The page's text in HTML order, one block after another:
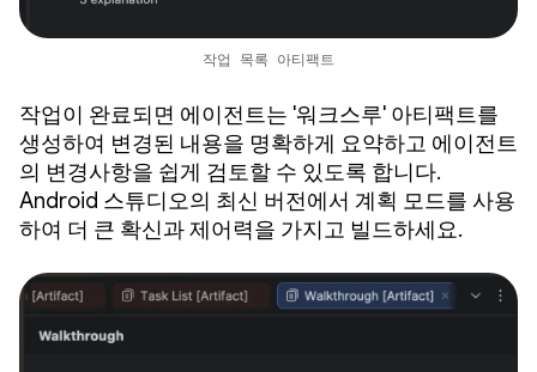
작업 목록 아티팩트
작업이 완료되면 에이전트는 '워크스루' 아티팩트를
생성하여 변경된 내용을 명확하게 요약하고 에이전트
의 변경사항을 쉽게 검토할 수 있도록 합니다.
Android 스튜디오의 최신 버전에서 계획 모드를 사용
하여 더 큰 확신과 제어력을 가지고 빌드하세요.